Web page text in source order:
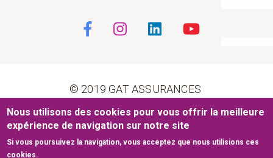
© 2019 GAT ASSURANCES
Pied de page
Conditions générales d’utilisation
Mentions légales Plan du site
Nous utilisons des cookies pour vous offrir la meilleure
expérience de navigation sur notre site
Si vous poursuivez la navigation, vous acceptez que nous utilisions ces
cookies.